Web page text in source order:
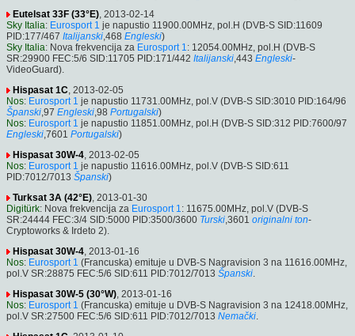
Eutelsat 33F (33°E), 2013-02-14
Sky Italia: Eurosport 1 je napustio 11900.00MHz, pol.H (DVB-S SID:11609
PID:177/467 Italijanski,468 Engleski)
Sky Italia: Nova frekvencija za Eurosport 1: 12054.00MHz, pol.H (DVB-S
SR:29900 FEC:5/6 SID:11705 PID:171/442 Italijanski,443 Engleski-
VideoGuard).
Hispasat 1C, 2013-02-05
Nos: Eurosport 1 je napustio 11731.00MHz, pol.V (DVB-S SID:3010 PID:164/96
Španski,97 Engleski,98 Portugalski)
Nos: Eurosport 1 je napustio 11851.00MHz, pol.H (DVB-S SID:312 PID:7600/97
Engleski,7601 Portugalski)
Hispasat 30W-4, 2013-02-05
Nos: Eurosport 1 je napustio 11616.00MHz, pol.V (DVB-S SID:611
PID:7012/7013 Španski)
Turksat 3A (42°E), 2013-01-30
Digitürk: Nova frekvencija za Eurosport 1: 11675.00MHz, pol.V (DVB-S
SR:24444 FEC:3/4 SID:5000 PID:3500/3600 Turski,3601 originalni ton-
Cryptoworks & Irdeto 2).
Hispasat 30W-4, 2013-01-16
Nos: Eurosport 1 (Francuska) emituje u DVB-S Nagravision 3 na 11616.00MHz,
pol.V SR:28875 FEC:5/6 SID:611 PID:7012/7013 Španski.
Hispasat 30W-5 (30°W), 2013-01-16
Nos: Eurosport 1 (Francuska) emituje u DVB-S Nagravision 3 na 12418.00MHz,
pol.V SR:27500 FEC:5/6 SID:611 PID:7012/7013 Nemački.